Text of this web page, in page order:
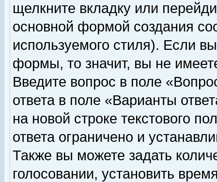
щелкните вкладку или
основной формой создания
используемого стиля). Если
формы, то значит, вы не
Введите вопрос в поле
ответа в поле «Варианты
на новой строке текстового
ответа ограничено и
Также вы можете задать
голосовании, установить